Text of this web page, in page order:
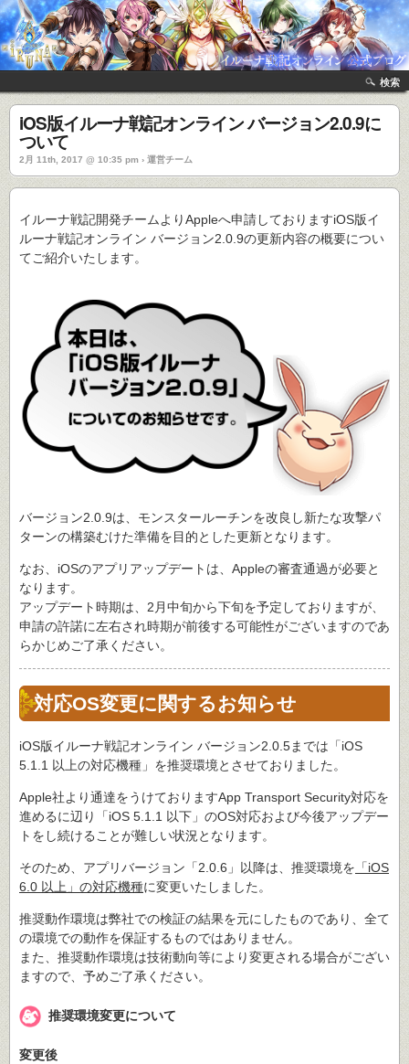
検索
iOS版イルーナ戦記オンライン バージョン2.0.9に
ついて
2月 11th, 2017 @ 10:35 pm › 運営チーム
イルーナ戦記開発チームよりAppleへ申請しておりますiOS版イ
ルーナ戦記オンライン バージョン2.0.9の更新内容の概要につい
てご紹介いたします。
バージョン2.0.9は、モンスタールーチンを改良し新たな攻撃パ
ターンの構築むけた準備を目的とした更新となります。
なお、iOSのアプリアップデートは、Appleの審査通過が必要と
なります。
アップデート時期は、2月中旬から下旬を予定しておりますが、
申請の許諾に左右され時期が前後する可能性がございますのであ
らかじめご了承ください。
対応OS変更に関するお知らせ
iOS版イルーナ戦記オンライン バージョン2.0.5までは「iOS
5.1.1 以上の対応機種」を推奨環境とさせておりました。
Apple社より通達をうけておりますApp Transport Security対応を
進めるに辺り「iOS 5.1.1 以下」のOS対応および今後アップデー
トをし続けることが難しい状況となります。
そのため、アプリバージョン「2.0.6」以降は、推奨環境を 「iOS
6.0 以上」の対応機種に変更いたしました。
推奨動作環境は弊社での検証の結果を元にしたものであり、全て
の環境での動作を保証するものではありません。
また、推奨動作環境は技術動向等により変更される場合がござい
ますので、予めご了承ください。
推奨環境変更について
変更後